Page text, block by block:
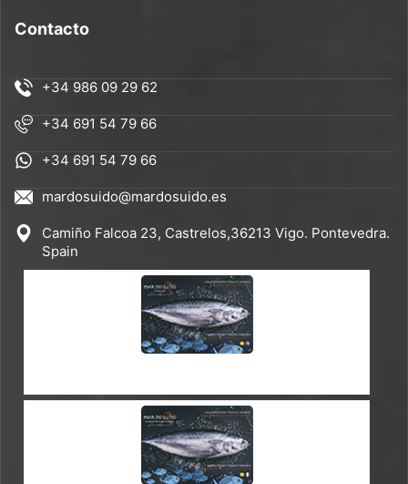
Contacto
+34 986 09 29 62
+34 691 54 79 66
+34 691 54 79 66
mardosuido@mardosuido.es
Camiño Falcoa 23, Castrelos,36213 Vigo. Pontevedra.
Spain